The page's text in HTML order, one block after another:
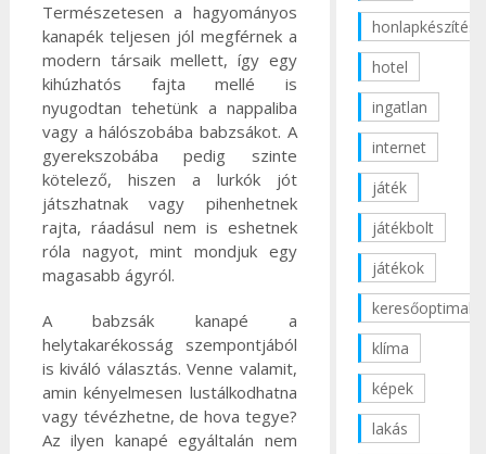
Természetesen a hagyományos
kanapék teljesen jól megférnek a
modern társaik mellett, így egy
kihúzhatós fajta mellé is
nyugodtan tehetünk a nappaliba
vagy a hálószobába babzsákot. A
gyerekszobába pedig szinte
kötelező, hiszen a lurkók jót
játszhatnak vagy pihenhetnek
rajta, ráadásul nem is eshetnek
róla nagyot, mint mondjuk egy
magasabb ágyról.
A babzsák kanapé a
helytakarékosság szempontjából
is kiváló választás. Venne valamit,
amin kényelmesen lustálkodhatna
vagy tévézhetne, de hova tegye?
Az ilyen kanapé egyáltalán nem
honlapkészítés
hotel
ingatlan
internet
játék
játékbolt
játékok
klíma
képek
lakás